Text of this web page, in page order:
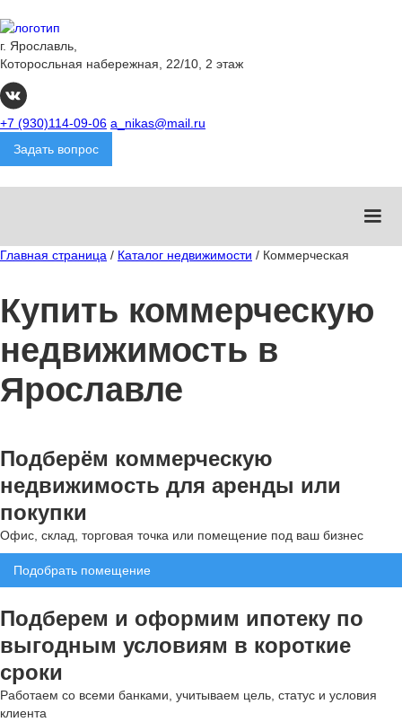
г. Ярославль,
Которосльная набережная, 22/10, 2 этаж
+7 (930)114-09-06 a_nikas@mail.ru
Задать вопрос
Главная страница / Каталог недвижимости / Коммерческая
Купить коммерческую
недвижимость в
Ярославле
Подберём коммерческую
недвижимость для аренды или
покупки
Офис, склад, торговая точка или помещение под ваш бизнес
Подобрать помещение
Подберем и оформим ипотеку по
выгодным условиям в короткие
сроки
Работаем со всеми банками, учитываем цель, статус и условия
клиента